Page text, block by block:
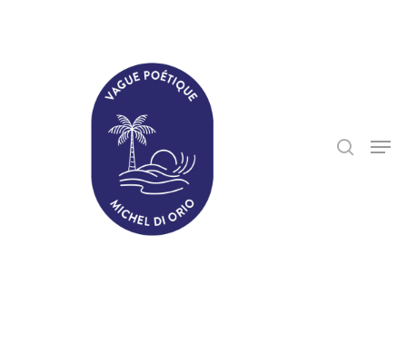
Hit enter to search or ESC to close